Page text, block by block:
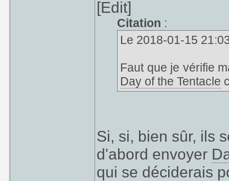
[Edit]
Citation :
Le 2018-01-15
Faut que je vérifie
Day of the Tentacle
Si, si, bien sûr, ils
d'abord envoyer
qui se déciderais